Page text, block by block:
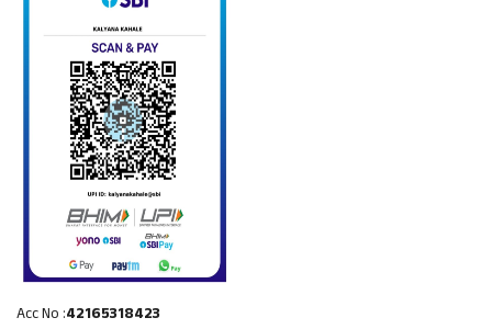
Acc No :42165318423